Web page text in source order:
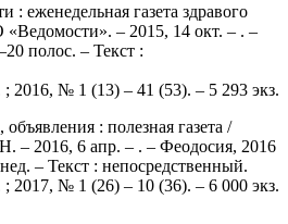
: еженедельная газета здравого
– 2015, 14 окт. – . –
полос. – Текст :
2016, № 1 (13) – 41 (53). – 5 293 экз.
: полезная газета /
– 2016, 6 апр. – . – Феодосия, 2016
– Текст : непосредственный.
2017, № 1 (26) – 10 (36). – 6 000 экз.